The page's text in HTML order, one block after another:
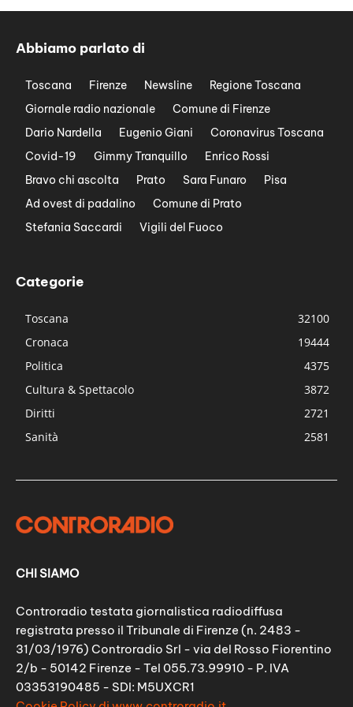
Abbiamo parlato di
Toscana Firenze Newsline
Regione Toscana
Giornale radio nazionale
Comune di Firenze
Dario Nardella
Eugenio Giani
Coronavirus Toscana
Covid-19
Gimmy Tranquillo
Enrico Rossi
Bravo chi ascolta
Prato Sara Funaro
Pisa
Ad ovest di padalino
Comune di Prato
Stefania Saccardi
Vigili del Fuoco
Categorie
Toscana
32100
Cronaca
19444
Politica
4375
Cultura & Spettacolo
3872
Diritti
2721
Sanità
2581
CHI SIAMO
Controradio testata giornalistica radiodiffusa
registrata presso il Tribunale di Firenze (n. 2483 -
31/03/1976) Controradio Srl - via del Rosso Fiorentino
2/b - 50142 Firenze - Tel 055.73.99910 - P. IVA
03353190485 - SDI: M5UXCR1